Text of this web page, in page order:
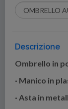
Descrizione
Ombrello in
· Manico in
· Asta in